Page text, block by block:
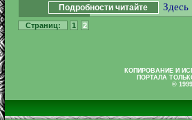
Подробности читайте Здесь
Страниц: 1 2
КОПИРОВАНИЕ И
ПОРТАЛА
©